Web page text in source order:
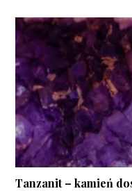
Tanzanit – kamień